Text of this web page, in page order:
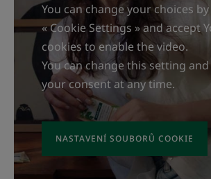
You can change your choices
« Cookie Settings » and accept
cookies to enable the video.
You can change this setting
your consent at any time.
NASTAVENÍ SOUBORŮ COOKIE